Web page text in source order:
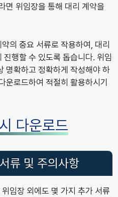
면 위임장을 통해 대리 계약을
의 중요 서류로 작용하여, 대리
행할 수 있도록 돕습니다. 위임
명확하고 정확하게 작성해야 하
운로드하여 적절히 활용하시기
다운로드
류 및 주의사항
임장 외에도 몇 가지 추가 서류